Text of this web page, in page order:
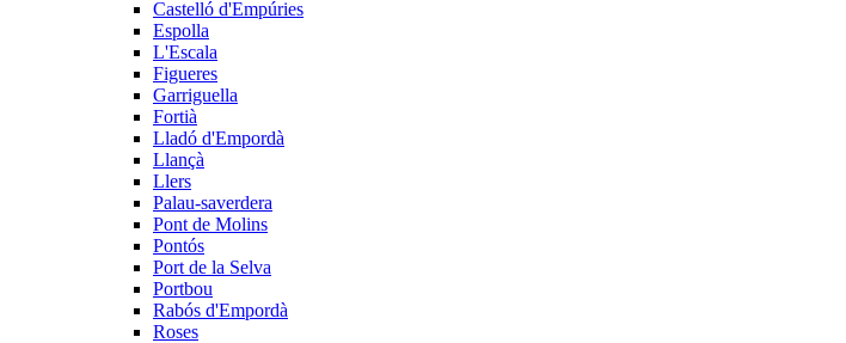
Castelló d'Empúries
Espolla
L'Escala
Figueres
Garriguella
Fortià
Lladó d'Empordà
Llançà
Llers
Palau-saverdera
Pont de Molins
Pontós
Port de la Selva
Portbou
Rabós d'Empordà
Roses